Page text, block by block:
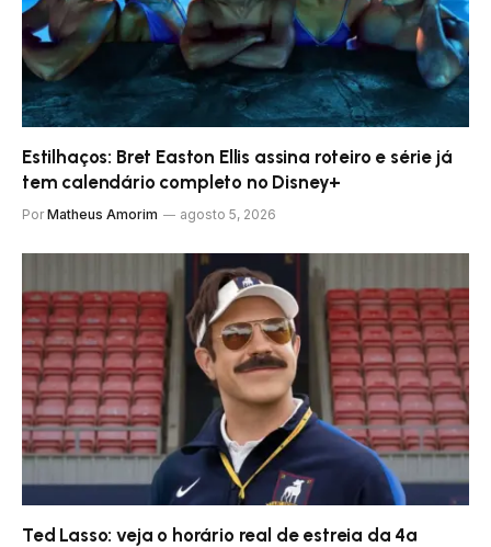
Estilhaços: Bret Easton Ellis assina roteiro e série já
tem calendário completo no Disney+
Por Matheus Amorim agosto 5, 2026
Ted Lasso: veja o horário real de estreia da 4ª